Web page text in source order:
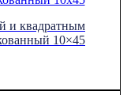
и квадратным
10×45